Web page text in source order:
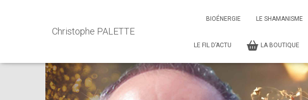
Christophe PALETTE
BIOÉNERGIE LE SHAMANISME
LE FIL D’ACTU LA BOUTIQUE